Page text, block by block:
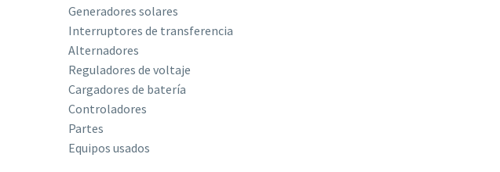
Generadores solares
Interruptores de transferencia
Alternadores
Reguladores de voltaje
Cargadores de batería
Controladores
Partes
Equipos usados